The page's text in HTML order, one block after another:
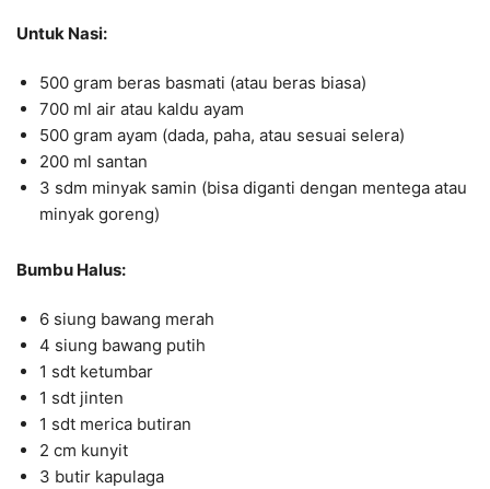
Untuk Nasi:
500 gram beras basmati (atau beras biasa)
700 ml air atau kaldu ayam
500 gram ayam (dada, paha, atau sesuai selera)
200 ml santan
3 sdm minyak samin (bisa diganti dengan mentega atau
minyak goreng)
Bumbu Halus:
6 siung bawang merah
4 siung bawang putih
1 sdt ketumbar
1 sdt jinten
1 sdt merica butiran
2 cm kunyit
3 butir kapulaga